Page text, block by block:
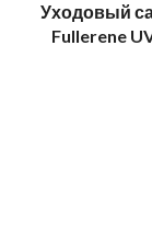
Уходовый
Fullerene